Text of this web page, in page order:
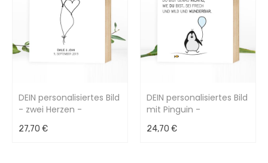
DEIN personalisiertes Bild
- zwei Herzen -
als Einzelstück
27,70 €
DEIN personalisiertes Bild
mit Pinguin -
als Einzelstück
24,70 €